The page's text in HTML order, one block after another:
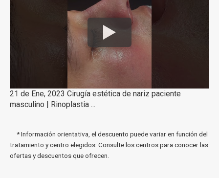
21 de Ene, 2023 Cirugía estética de nariz paciente
masculino | Rinoplastia ...
* Información orientativa, el descuento puede variar en función del
tratamiento y centro elegidos. Consulte los centros para conocer las
ofertas y descuentos que ofrecen.